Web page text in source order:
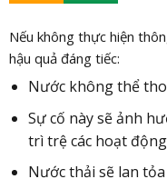
Nếu không thực hiện
hậu quả đáng tiếc:
Nước không thể
Sự cố này sẽ ảnh
trì trệ các hoạt
Nước thải sẽ lan